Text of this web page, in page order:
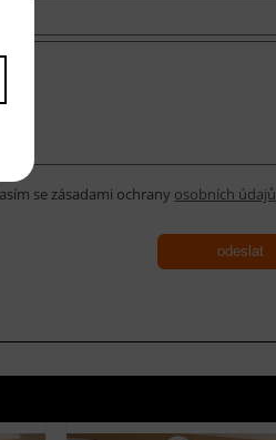
se zásadami ochrany osobních údajů
odeslat